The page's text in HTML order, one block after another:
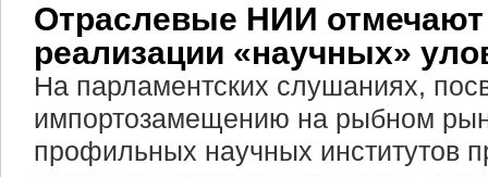
Отраслевые НИИ отмечают
реализации «научных»
На парламентских слушаниях,
импортозамещению на рыбном
профильных научных институтов